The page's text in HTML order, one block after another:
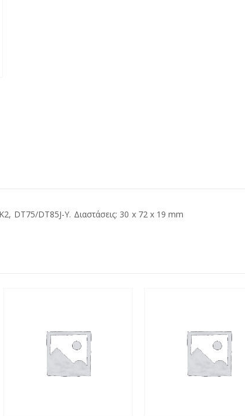
DT75/DT85J-Y. Διαστάσεις: 30 x 72 x 19 mm